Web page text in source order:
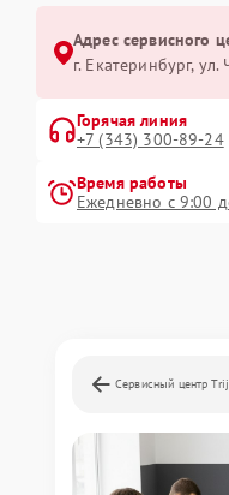
Адрес сервисного
г. Екатеринбург,
Горячая линия
+7 (343) 300-89-24
Время работы
Ежедневно с 9:00
Сервисный центр